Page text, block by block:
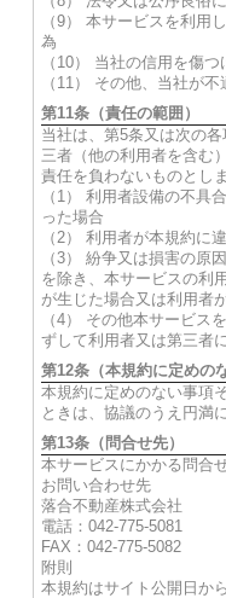
（9） 本サービスを利用
為
（10） 当社の信用を傷
（11） その他、当社が
第11条（責任の範囲）
当社は、第5条又は次の
三者（他の利用者を含む
責任を負わないものとしま
（1） 利用者設備の不具
った場合
（2） 利用者が本規約に
（3） 紛争又は損害の原
を除き、本サービスの利
が生じた場合又は利用者
（4） その他本サービス
ずして利用者又は第三者
第12条（本規約に定めの
本規約に定めのない事項
ときは、協議のうえ円満
第13条（問合せ先）
本サービスにかかる問合
お問い合わせ先
落合不動産株式会社
電話：042-775-5081
FAX：042-775-5082
附則
本規約はサイト公開日か